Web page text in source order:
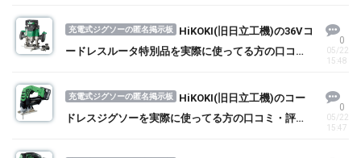
充電式ジグソーの匿名掲示板
HiKOKI(旧日立工機)の36Vコ
ードレスルータ特別品を実際に使ってる方の口コ
0
05/22
15:48
充電式ジグソーの匿名掲示板
HiKOKI(旧日立工機)のコー
ドレスジグソーを実際に使ってる方の口コミ・評判
0
05/22
15:47